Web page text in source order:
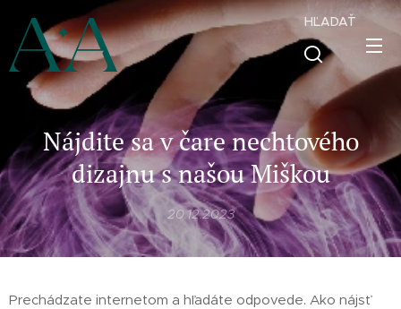
HĽADAŤ
Nájdite sa v čare nechtového
dizajnu s našou Miškou
20.12.2023
Prechádzate internetom a hľadáte odpovede. Ako nájsť